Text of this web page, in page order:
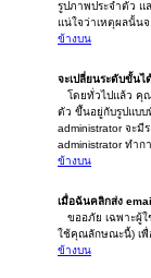
รูปภาพประจำตัว แ
แน่ใจว่าเหตุผลนั้น
ข้างบน
จะเปลี่ยนระดับขั้นไ
โดยทั่วไปแล้ว คุณ
ตัว ขึ้นอยู่กับรูปแบบ
administrator จะ
administrator ทำ
ข้างบน
เมื่อฉันคลิกส่ง
ขออภัย เฉพาะผู้ใ
ใช้คุณลักษณะนี้) เพื่
ข้างบน